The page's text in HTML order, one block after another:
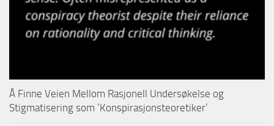
Å Finne Veien Mellom Rasjonell Undersøkelse og
Stigmatisering som ‘Konspirasjonsteoretiker’